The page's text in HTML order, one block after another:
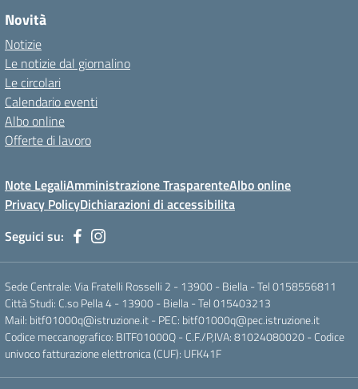
Novità
Notizie
Le notizie dal giornalino
Le circolari
Calendario eventi
Albo online
Offerte di lavoro
Note LegaliAmministrazione TrasparenteAlbo online
Privacy PolicyDichiarazioni di accessibilita
Seguici su:
Sede Centrale: Via Fratelli Rosselli 2 - 13900 - Biella - Tel 0158556811
Città Studi: C.so Pella 4 - 13900 - Biella - Tel 015403213
Mail: bitf01000q@istruzione.it- PEC: bitf01000q@pec.istruzione.it
Codice meccanografico: BITF01000Q - C.F./P,IVA: 81024080020 - Codice
univoco fatturazione elettronica (CUF): UFK41F